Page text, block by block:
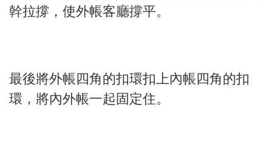
幹拉撐，使外帳客廳撐平。
最後將外帳四角的扣環扣上內帳四角的扣
環，將內外帳一起固定住。